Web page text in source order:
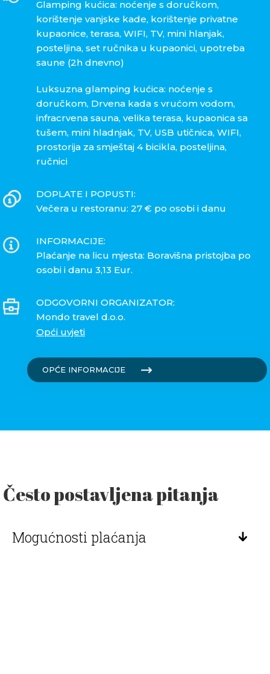
Glamping kućica: noćenje s doručkom,
korištenje vanjske kade, korištenje privatne
kupaonice, terasa, WIFI, TV, mini hlanjak,
posteljina, set ručnika u kupaonici, upotreba
saune (2h dnevno)
Luksuzna glamping kućica: noćenje s
doručkom, Drvena kada s vrućom vodom,
infracrvena sauna, velika terasa, kupaonica sa
tušem, mini hladnjak, TV, USB utičnica, WIFI,
prostorija za smještaj 4 bicikla, posteljina,
ručnici
DOPLATE I POPUSTI:
Večera u restoranu: 27 € po osobi i danu
INFORMACIJE:
Plaćanje na licu mjesta: Boravišna pristojba po
osobi i danu 3,13 Eur.
ODGOVORNI ORGANIZATOR:
Mondo travel d.o.o.
Opći uvjeti
OPĆE INFORMACIJE
Često postavljena pitanja
Mogućnosti plaćanja